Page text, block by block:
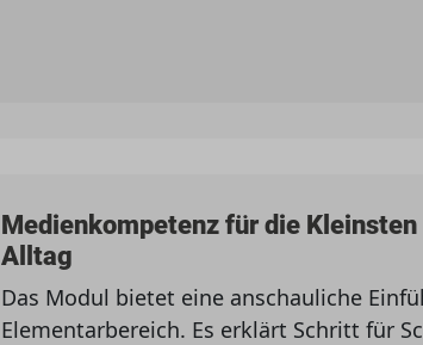
Medienkompetenz für die
Alltag
Das Modul bietet eine anschauliche
Elementarbereich. Es erklärt Schritt für